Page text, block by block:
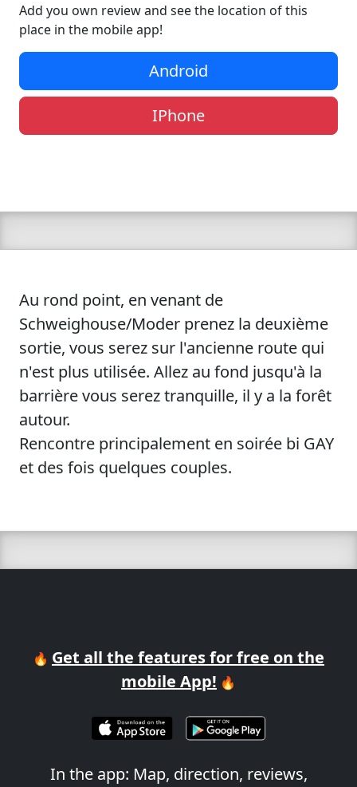
Add you own review and see the location of this
place in the mobile app!
Android
IPhone
Au rond point, en venant de
Schweighouse/Moder prenez la deuxième
sortie, vous serez sur l'ancienne route qui
n'est plus utilisée. Allez au fond jusqu'à la
barrière vous serez tranquille, il y a la forêt
autour.
Rencontre principalement en soirée bi GAY
et des fois quelques couples.
🔥 Get all the features for free on the
mobile App! 🔥
In the app: Map, direction, reviews,